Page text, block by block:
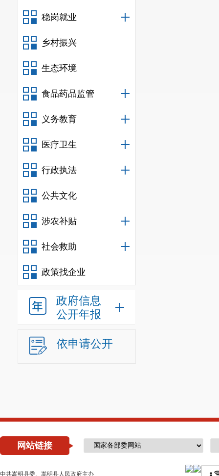
稳岗就业
乡村振兴
生态环境
食品药品监管
义务教育
医疗卫生
行政执法
公共文化
涉农补贴
社会救助
政策找企业
政府信息
公开年报
依申请公开
网站链接
中共嵩明县委、嵩明县人民政府主办